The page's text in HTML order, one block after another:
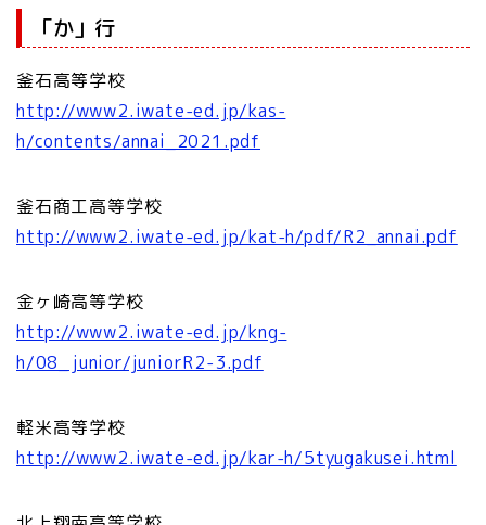
「か」行
釜石高等学校
http://www2.iwate-ed.jp/kas-
h/contents/annai_2021.pdf
釜石商工高等学校
http://www2.iwate-ed.jp/kat-h/pdf/R2_annai.pdf
金ヶ崎高等学校
http://www2.iwate-ed.jp/kng-
h/08_junior/juniorR2-3.pdf
軽米高等学校
http://www2.iwate-ed.jp/kar-h/5tyugakusei.html